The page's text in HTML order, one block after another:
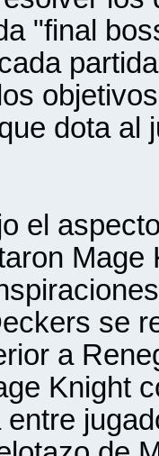
"final
dota al
el
se
a
Knight